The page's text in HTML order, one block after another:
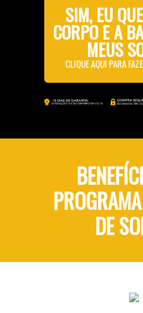
SIM, EU
CORPO E A
MEUS
CLIQUE AQUI PARA
DE